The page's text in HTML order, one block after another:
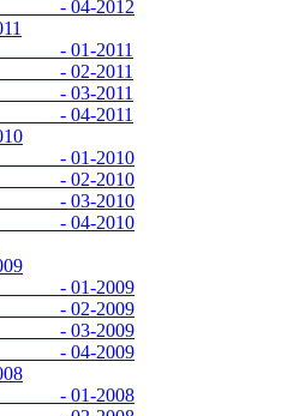
2012
2011
2011
2011
2011
2010
2010
2010
2010
2009
2009
2009
2009
2008